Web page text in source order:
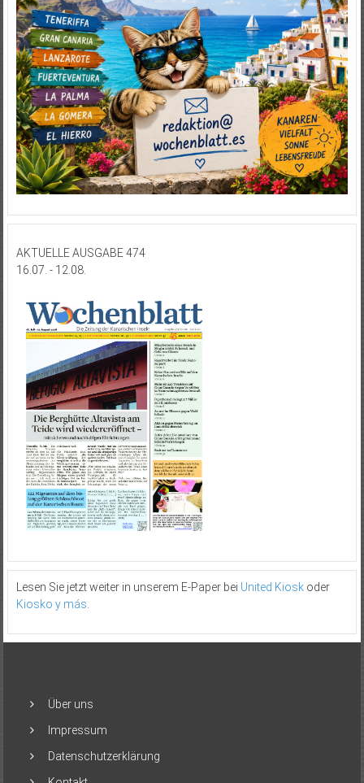
AKTUELLE AUSGABE 474
16.07. - 12.08.
Lesen Sie jetzt weiter in unserem E-Paper bei United Kioskoder
Kiosko y más.
Über uns
Impressum
Datenschutzerklärung